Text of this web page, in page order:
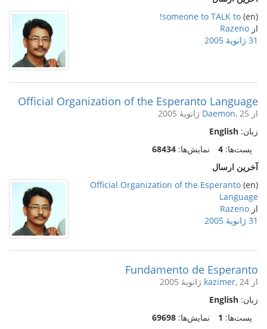
(en)
someone to TALK to!
از Razeno
31 ژانویهٔ 2005
Official Organization of the Esperanto Language
از Daemon, 25 ژانویهٔ 2005
زبان: English
پست‌ها: 4 نمایش‌ها: 68434
آخرین ارسال
(en)
Official Organization of the Esperanto
Language
از Razeno
31 ژانویهٔ 2005
Fundamento de Esperanto
از kazimer, 24 ژانویهٔ 2005
زبان: English
پست‌ها: 1 نمایش‌ها: 69698